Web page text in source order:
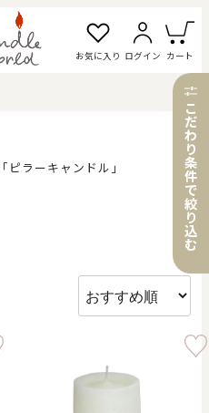
お気に入り ログイン カート
「ピラーキャンドル」
こ
だ
わ
り
条
件
で
絞
り
込
む